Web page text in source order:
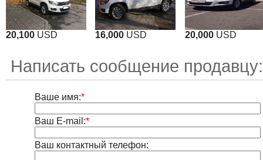
20,100 USD 16,000 USD 20,000 USD
Написать сообщение
Ваше имя:*
Ваш E-mail:*
Ваш контактный телефон: